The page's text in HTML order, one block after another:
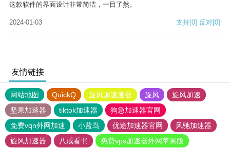
这款软件的界面设计非常简洁，一目了然。
2024-01-03 支持[0] 反对[0]
友情链接
网站地图 QuickQ 旋风加速度器 旋风
旋风加速
坚果加速器
tiktok加速器
狗急加速器官网
免费vqn外网加速
小蓝鸟 优途加速器官网
风驰加速器
旋风加速器
八戒看书 免费vps加速器外网苹果版